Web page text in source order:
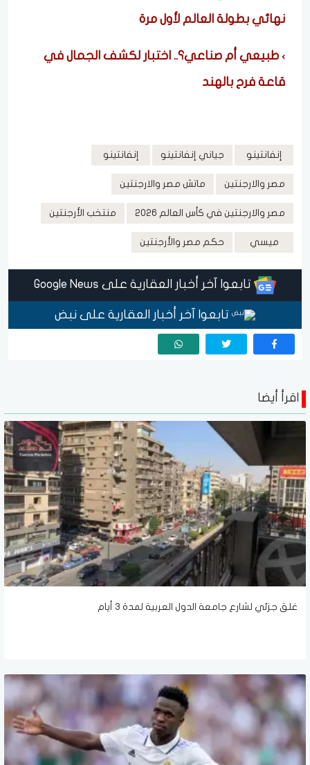
نهائي بطولة العالم لأول مرة
طبيعي أم صناعي؟.. اختبار لكشف الجمال في
قاعة فرح بالهند
إنفانتينو جياني إنفانتينو إنفانتينو
مصر والارجنتين ماتش مصر والارجنتين
مصر والارجنتين في كأس العالم 2026 منتخب الأرجنتين
ميسي حكم مصر والأرجنتين
تابعوا آخر أخبار العقارية على Google News
تابعوا آخر أخبار العقارية على نبض
اقرأ أيضا
غلق جزئي لشارع جامعة الدول العربية لمدة ٣ أيام